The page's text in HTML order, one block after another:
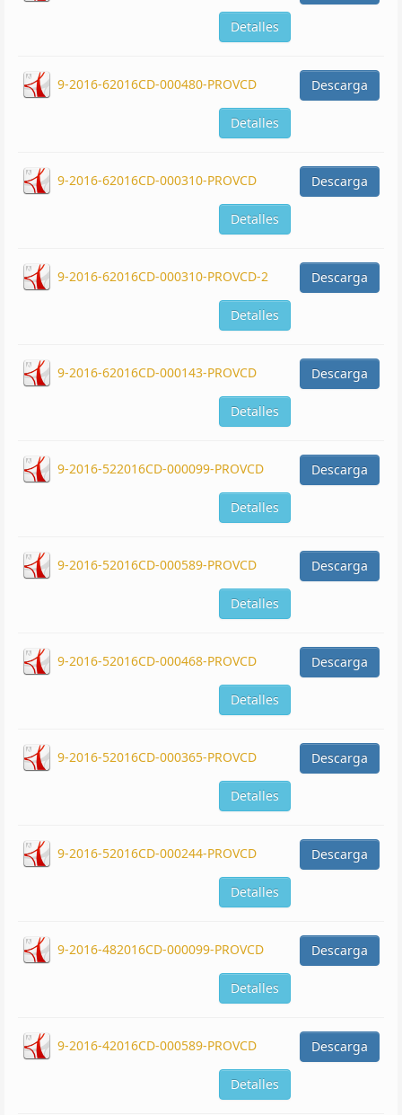
Detalles
9-2016-62016CD-000480-PROVCD Descarga
Detalles
9-2016-62016CD-000310-PROVCD Descarga
Detalles
9-2016-62016CD-000310-PROVCD-2 Descarga
Detalles
9-2016-62016CD-000143-PROVCD Descarga
Detalles
9-2016-522016CD-000099-PROVCD Descarga
Detalles
9-2016-52016CD-000589-PROVCD Descarga
Detalles
9-2016-52016CD-000468-PROVCD Descarga
Detalles
9-2016-52016CD-000365-PROVCD Descarga
Detalles
9-2016-52016CD-000244-PROVCD Descarga
Detalles
9-2016-482016CD-000099-PROVCD Descarga
Detalles
9-2016-42016CD-000589-PROVCD Descarga
Detalles